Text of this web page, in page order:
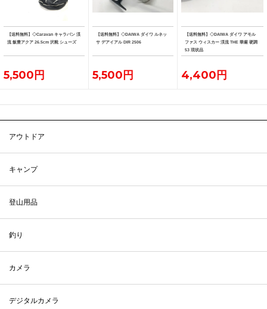
【送料無料】◇Caravan キャラバン 渓
流 飯豊アクア 26.5cm 沢靴 シューズ
5,500円
【送料無料】◇DAIWA ダイワ ルネッ
サ デアイアル DIR 2506
5,500円
【送料無料】◇DAIWA ダイワ アモル
ファス ウィスカー 渓流 THE 華厳 硬調
53 現状品
4,400円
アウトドア
キャンプ
登山用品
釣り
カメラ
デジタルカメラ